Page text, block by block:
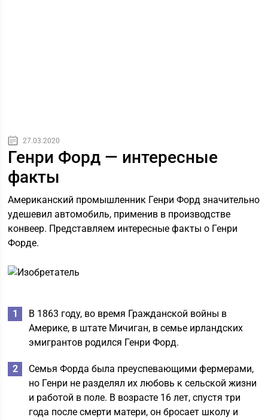
27.03.2020
Генри Форд — интересные
факты
Американский промышленник Генри Форд значительно
удешевил автомобиль, применив в производстве
конвеер. Представляем интересные факты о Генри
Форде.
В 1863 году, во время Гражданской войны в
Америке, в штате Мичиган, в семье ирландских
эмигрантов родился Генри Форд.
Семья Форда была преуспевающими фермерами,
но Генри не разделял их любовь к сельской жизни
и работой в поле. В возрасте 16 лет, спустя три
года после смерти матери, он бросает школу и